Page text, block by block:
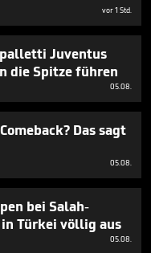
vor 1 Std.
Juventus
die Spitze führen
05.08.
Das sagt
05.08.
bei Salah-
Türkei völlig aus
05.08.